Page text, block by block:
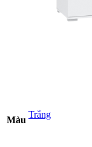
Màu
Trắng